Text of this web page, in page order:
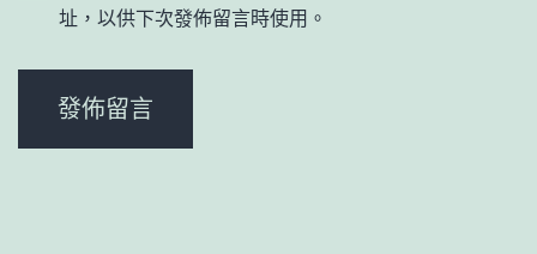
址，以供下次發佈留言時使用。